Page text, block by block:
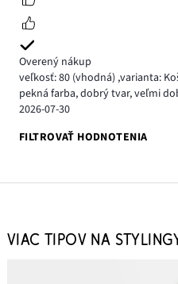
Overený nákup
veľkosť: 80 (vhodná) ,varianta:
pekná farba, dobrý tvar, veľmi
2026-07-30
FILTROVAŤ HODNOTENIA
VIAC TIPOV NA